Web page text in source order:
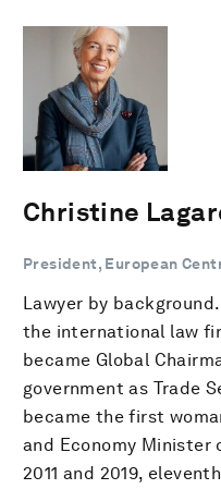
Christine
President, European
Lawyer by
the international law
became Global
government as Trade
became the first
and Economy Minister
2011 and 2019,